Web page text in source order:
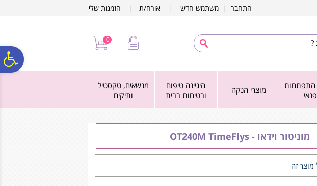
התחבר משתמש חדש אורח/ת הזמנות שלי
0
התפתחות
מוצרי הנקה
היגיינה טיפוח
ובטיחות בבית
מנשאים, טקסטיל
ותיקים
מוניטור וידאו - OT240M TimeFlys
זה